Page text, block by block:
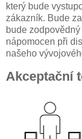
který bude
zákazník. Bude
bude
nápomocen při
našeho
Akceptační